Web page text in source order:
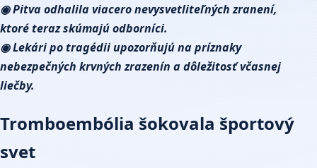
◉ Pitva odhalila viacero nevysvetliteľných zranení,
ktoré teraz skúmajú odborníci.
◉ Lekári po tragédii upozorňujú na príznaky
nebezpečných krvných zrazenín a dôležitosť včasnej
liečby.
Tromboembólia šokovala športový
svet